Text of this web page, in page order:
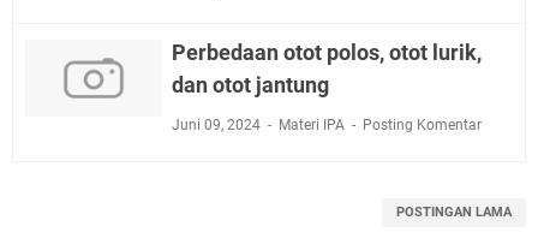
Perbedaan otot polos, otot lurik,
dan otot jantung
Juni 09, 2024 Materi IPA Posting Komentar
POSTINGAN LAMA